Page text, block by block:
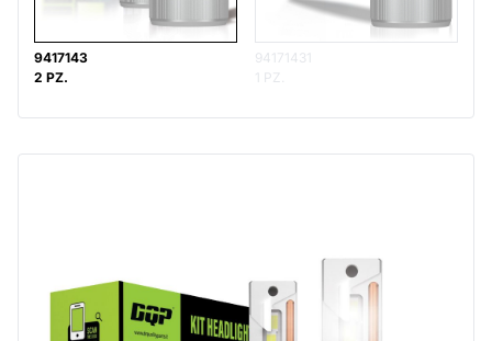
9417143
2 PZ.
94171431
1 PZ.